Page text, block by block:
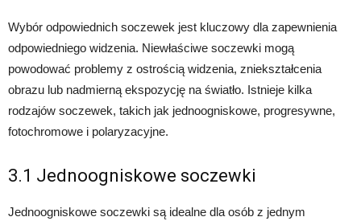
Wybór odpowiednich soczewek jest kluczowy dla zapewnienia
odpowiedniego widzenia. Niewłaściwe soczewki mogą
powodować problemy z ostrością widzenia, zniekształcenia
obrazu lub nadmierną ekspozycję na światło. Istnieje kilka
rodzajów soczewek, takich jak jednoogniskowe, progresywne,
fotochromowe i polaryzacyjne.
3.1 Jednoogniskowe soczewki
Jednoogniskowe soczewki są idealne dla osób z jednym